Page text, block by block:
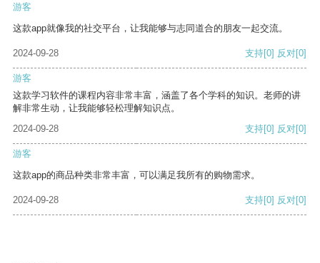
游客
这款app就像我的社交平台，让我能够与志同道合的朋友一起交流。
2024-09-28 支持[0] 反对[0]
游客
这款学习软件的课程内容非常丰富，涵盖了各个学科的知识。老师的讲
解非常生动，让我能够轻松理解知识点。
2024-09-28
支持[0] 反对[0]
游客
这款app的商品种类非常丰富，可以满足我所有的购物需求。
2024-09-28 支持[0] 反对[0]